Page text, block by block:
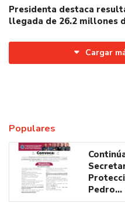
Presidenta destaca
llegada de 26.2 millones
Cargar
Populares
Pedro…